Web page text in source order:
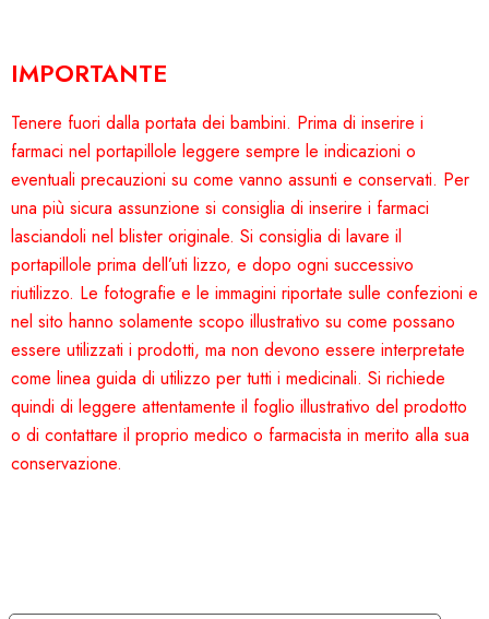
IMPORTANTE
Tenere fuori dalla portata dei bambini. Prima di inserire i
farmaci nel portapillole leggere sempre le indicazioni o
eventuali precauzioni su come vanno assunti e conservati. Per
una più sicura assunzione si consiglia di inserire i farmaci
lasciandoli nel blister originale. Si consiglia di lavare il
portapillole prima dell’uti lizzo, e dopo ogni successivo
riutilizzo. Le fotografie e le immagini riportate sulle confezioni e
nel sito hanno solamente scopo illustrativo su come possano
essere utilizzati i prodotti, ma non devono essere interpretate
come linea guida di utilizzo per tutti i medicinali. Si richiede
quindi di leggere attentamente il foglio illustrativo del prodotto
o di contattare il proprio medico o farmacista in merito alla sua
conservazione.